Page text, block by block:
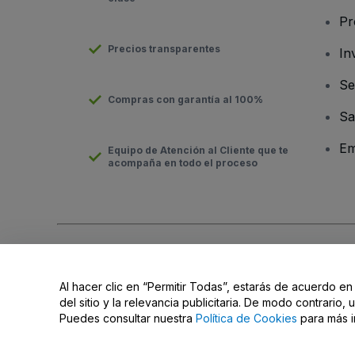
Precios transparentes
Compras con garantía al 100%
Equipo de Atención al Cliente que te
acompaña en todo el proceso
No compartir mi información personal ni tus opciones de
Al hacer clic en “Permitir Todas”, estarás de acuerdo
del sitio y la relevancia publicitaria. De modo contrario,
Puedes consultar nuestra Política de Cookies para más